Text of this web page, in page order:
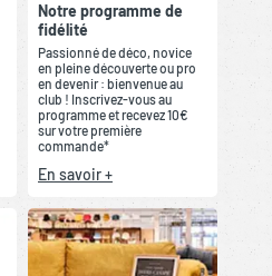
Notre programme de
fidélité
Passionné de déco, novice
en pleine découverte ou pro
en devenir : bienvenue au
club ! Inscrivez-vous au
programme et recevez 10€
sur votre première
commande*
En savoir +